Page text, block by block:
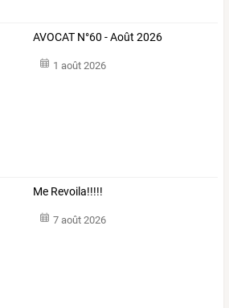
AVOCAT N°60 - Août 2026
1 août 2026
Me Revoila!!!!!
7 août 2026